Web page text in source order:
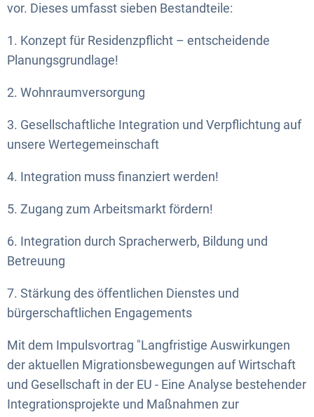
vor. Dieses umfasst sieben Bestandteile:
1. Konzept für Residenzpflicht – entscheidende
Planungsgrundlage!
2. Wohnraumversorgung
3. Gesellschaftliche Integration und Verpflichtung auf
unsere Wertegemeinschaft
4. Integration muss finanziert werden!
5. Zugang zum Arbeitsmarkt fördern!
6. Integration durch Spracherwerb, Bildung und
Betreuung
7. Stärkung des öffentlichen Dienstes und
bürgerschaftlichen Engagements
Mit dem Impulsvortrag "Langfristige Auswirkungen
der aktuellen Migrationsbewegungen auf Wirtschaft
und Gesellschaft in der EU - Eine Analyse bestehender
Integrationsprojekte und Maßnahmen zur